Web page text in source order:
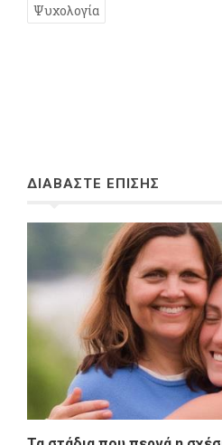
Ψυχολογία
ΔΙΑΒΑΣΤΕ ΕΠΙΣΗΣ